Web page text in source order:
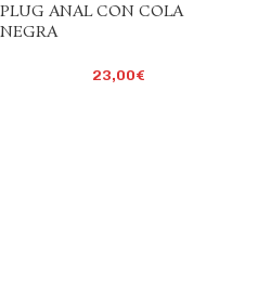
PLUG ANAL CON COLA
NEGRA
23,00€